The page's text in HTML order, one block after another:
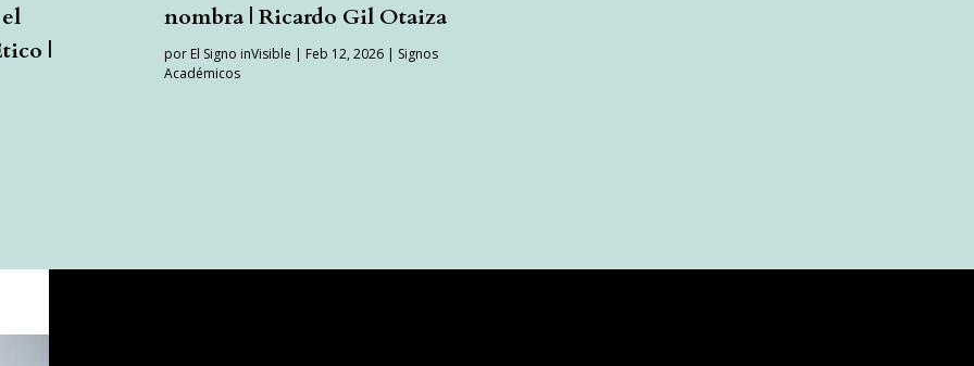
|
nombra | Ricardo Gil Otaiza
por El Signo inVisible | Feb 12, 2026 | Signos
Académicos